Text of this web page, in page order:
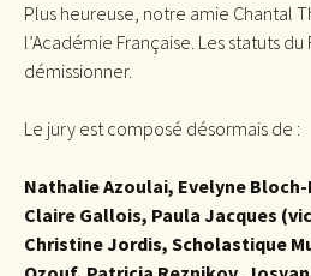
Plus heureuse, notre amie Chantal
l’Académie Française. Les statuts
démissionner.
Le jury est composé désormais de :
Nathalie Azoulai, Evelyne
Claire Gallois, Paula Jacques
Christine Jordis, Scholastique